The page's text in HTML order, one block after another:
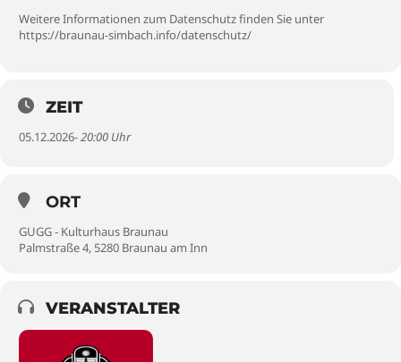
Weitere Informationen zum Datenschutz finden Sie unter
https://braunau-simbach.info/datenschutz/
ZEIT
05.12.2026- 20:00 Uhr
ORT
GUGG - Kulturhaus Braunau
Palmstraße 4, 5280 Braunau am Inn
VERANSTALTER